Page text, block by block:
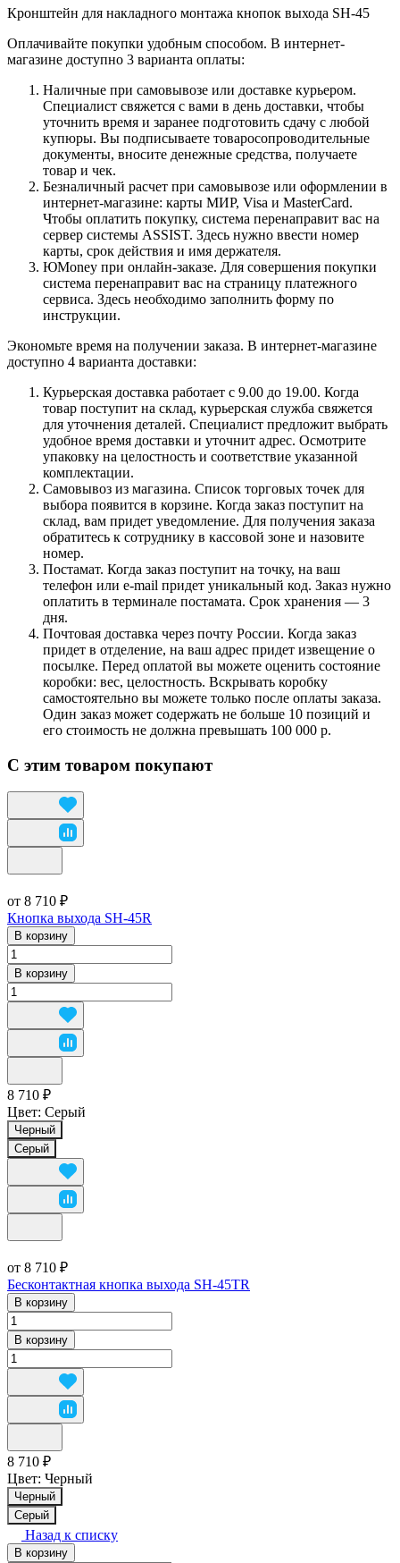
Кронштейн для накладного монтажа кнопок выхода SH-45
Оплачивайте покупки удобным способом. В интернет-
магазине доступно 3 варианта оплаты:
Наличные при самовывозе или доставке курьером.
Специалист свяжется с вами в день доставки, чтобы
уточнить время и заранее подготовить сдачу с любой
купюры. Вы подписываете товаросопроводительные
документы, вносите денежные средства, получаете
товар и чек.
Безналичный расчет при самовывозе или оформлении в
интернет-магазине: карты МИР, Visa и MasterCard.
Чтобы оплатить покупку, система перенаправит вас на
сервер системы ASSIST. Здесь нужно ввести номер
карты, срок действия и имя держателя.
ЮMoney при онлайн-заказе. Для совершения покупки
система перенаправит вас на страницу платежного
сервиса. Здесь необходимо заполнить форму по
инструкции.
Экономьте время на получении заказа. В интернет-магазине
доступно 4 варианта доставки:
Курьерская доставка работает с 9.00 до 19.00. Когда
товар поступит на склад, курьерская служба свяжется
для уточнения деталей. Специалист предложит выбрать
удобное время доставки и уточнит адрес. Осмотрите
упаковку на целостность и соответствие указанной
комплектации.
Самовывоз из магазина. Список торговых точек для
выбора появится в корзине. Когда заказ поступит на
склад, вам придет уведомление. Для получения заказа
обратитесь к сотруднику в кассовой зоне и назовите
номер.
Постамат. Когда заказ поступит на точку, на ваш
телефон или e-mail придет уникальный код. Заказ нужно
оплатить в терминале постамата. Срок хранения — 3
дня.
Почтовая доставка через почту России. Когда заказ
придет в отделение, на ваш адрес придет извещение о
посылке. Перед оплатой вы можете оценить состояние
коробки: вес, целостность. Вскрывать коробку
самостоятельно вы можете только после оплаты заказа.
Один заказ может содержать не больше 10 позиций и
его стоимость не должна превышать 100 000 р.
С этим товаром покупают
от 8 710 ₽
Кнопка выхода SH-45R
В корзину
В корзину
8 710 ₽
Цвет: Серый
Черный
Серый
от 8 710 ₽
Бесконтактная кнопка выхода SH-45TR
В корзину
В корзину
8 710 ₽
Цвет: Черный
Черный
Серый
Назад к списку
В корзину